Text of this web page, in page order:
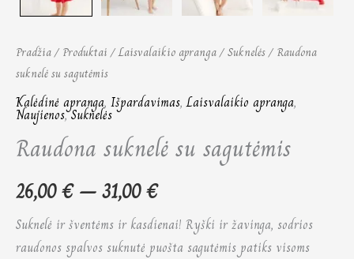
Pradžia/ Produktai/Laisvalaikio apranga/Suknelės/ Raudona
suknelė su sagutėmis
Kalėdinė apranga, Išpardavimas,Laisvalaikio apranga,
Naujienos,Suknelės
Raudona suknelė su sagutėmis
26,00€ –31,00€
Suknelė ir šventėms ir kasdienai! Ryški ir žavinga, sodrios
raudonos spalvos suknutė puošta sagutėmis patiks visoms